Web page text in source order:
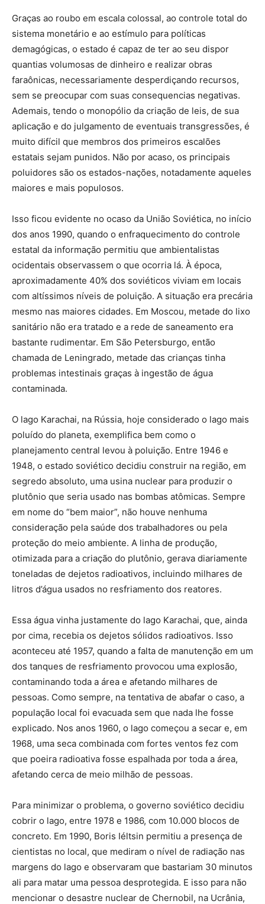
Graças ao roubo em escala colossal, ao controle total do
sistema monetário e ao estímulo para políticas
demagógicas, o estado é capaz de ter ao seu dispor
quantias volumosas de dinheiro e realizar obras
faraônicas, necessariamente desperdiçando recursos,
sem se preocupar com suas consequencias negativas.
Ademais, tendo o monopólio da criação de leis, de sua
aplicação e do julgamento de eventuais transgressões, é
muito difícil que membros dos primeiros escalões
estatais sejam punidos. Não por acaso, os principais
poluidores são os estados-nações, notadamente aqueles
maiores e mais populosos.
Isso ficou evidente no ocaso da União Soviética, no início
dos anos 1990, quando o enfraquecimento do controle
estatal da informação permitiu que ambientalistas
ocidentais observassem o que ocorria lá. À época,
aproximadamente 40% dos soviéticos viviam em locais
com altíssimos níveis de poluição. A situação era precária
mesmo nas maiores cidades. Em Moscou, metade do lixo
sanitário não era tratado e a rede de saneamento era
bastante rudimentar. Em São Petersburgo, então
chamada de Leningrado, metade das crianças tinha
problemas intestinais graças à ingestão de água
contaminada.
O lago Karachai, na Rússia, hoje considerado o lago mais
poluído do planeta, exemplifica bem como o
planejamento central levou à poluição. Entre 1946 e
1948, o estado soviético decidiu construir na região, em
segredo absoluto, uma usina nuclear para produzir o
plutônio que seria usado nas bombas atômicas. Sempre
em nome do “bem maior”, não houve nenhuma
consideração pela saúde dos trabalhadores ou pela
proteção do meio ambiente. A linha de produção,
otimizada para a criação do plutônio, gerava diariamente
toneladas de dejetos radioativos, incluindo milhares de
litros d’água usados no resfriamento dos reatores.
Essa água vinha justamente do lago Karachai, que, ainda
por cima, recebia os dejetos sólidos radioativos. Isso
aconteceu até 1957, quando a falta de manutenção em um
dos tanques de resfriamento provocou uma explosão,
contaminando toda a área e afetando milhares de
pessoas. Como sempre, na tentativa de abafar o caso, a
população local foi evacuada sem que nada lhe fosse
explicado. Nos anos 1960, o lago começou a secar e, em
1968, uma seca combinada com fortes ventos fez com
que poeira radioativa fosse espalhada por toda a área,
afetando cerca de meio milhão de pessoas.
Para minimizar o problema, o governo soviético decidiu
cobrir o lago, entre 1978 e 1986, com 10.000 blocos de
concreto. Em 1990, Boris Iéltsin permitiu a presença de
cientistas no local, que mediram o nível de radiação nas
margens do lago e observaram que bastariam 30 minutos
ali para matar uma pessoa desprotegida. E isso para não
mencionar o desastre nuclear de Chernobil, na Ucrânia,